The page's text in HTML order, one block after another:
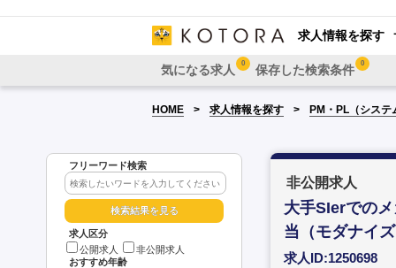
求人情報を探す
気になる求人 0 保存した検索条件 0
HOME 求人情報を探す PM・PL（システ
フリーワード検索
求人区分
公開求人
非公開求人
おすすめ年齢
非公開求人
大手SIerでの
当（モダナイ
求人ID:1250698